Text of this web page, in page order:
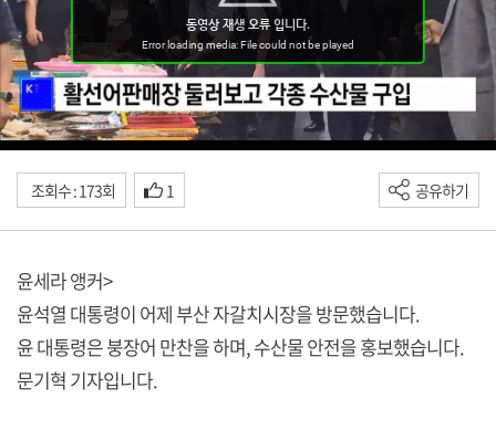
조회수 : 173회 1 공유하기
윤세라 앵커>
윤석열 대통령이 어제 부산 자갈치시장을 방문했습니다.
윤 대통령은 붕장어 만찬을 하며, 수산물 안전을 홍보했습니다.
문기혁 기자입니다.